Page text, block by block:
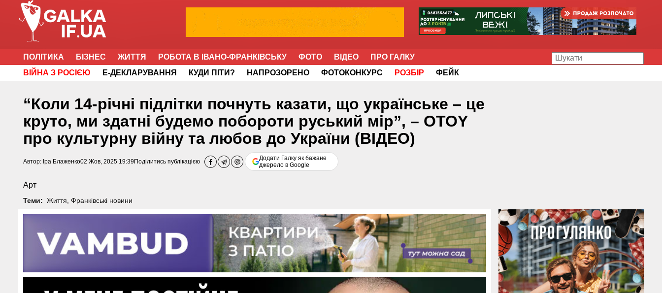
ПОЛІТИКА БІЗНЕС ЖИТТЯ РОБОТА В ІВАНО-ФРАНКІВСЬКУ ФОТО ВІДЕО
ПРО ГАЛКУ
ВІЙНА З РОСІЄЮ
Е-ДЕКЛАРУВАННЯ КУДИ ПІТИ? НАПРОЗОРЕНО ФОТОКОНКУРС РОЗБІР ФЕЙК
“Коли 14-річні підлітки почнуть казати, що українське – це
круто, ми здатні будемо побороти руський мір”, – OTOY
про культурну війну та любов до України (ВІДЕО)
Автор: Іра Блаженко02 Жов, 2025 19:39 Поділитись публікацією
Додати Галку як бажане
джерело в Google
Арт
Теми: Життя Франківські новини